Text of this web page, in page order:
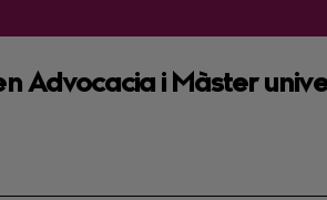
Advocacia i Màster